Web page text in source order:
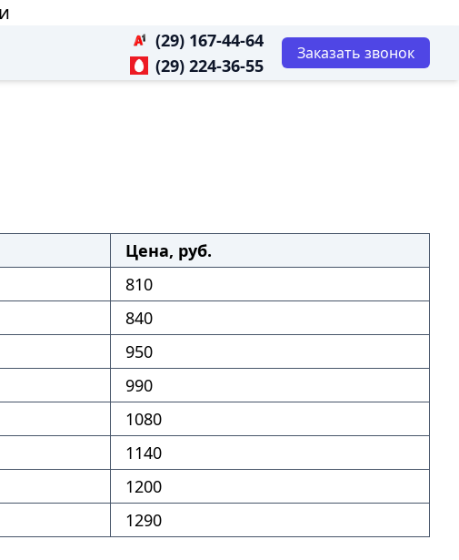
(29) 167-44-64
(29) 224-36-55
Заказать звонок
Цена, руб.
810
840
950
990
1080
1140
1200
1290